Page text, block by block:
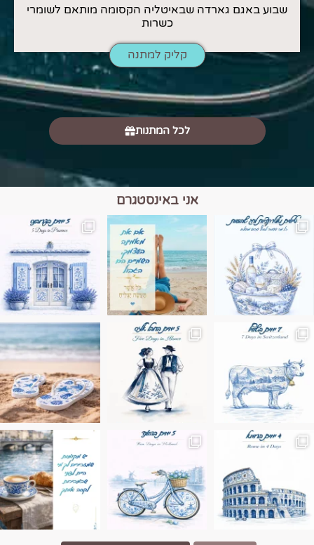
שבוע באגם גארדה שבאיטליה הקסומה מותאם לשומרי
כשרות
קליק למתנה
לכל המתנות
אני באינסטגרם
הם הגבול 💙🩵
בחבל אלזס צרפת
בחופשה שבו הכל נהיה פשוט יותר. החול, הי
Instagram post
Instagram post 17994326828955248